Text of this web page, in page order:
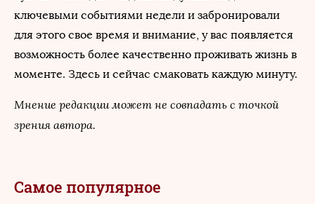
ключевыми событиями недели и забронировали
для этого свое время и внимание, у вас появляется
возможность более качественно проживать жизнь в
моменте. Здесь и сейчас смаковать каждую минуту.
Мнение редакции может не совпадать с точкой
зрения автора.
Самое популярное